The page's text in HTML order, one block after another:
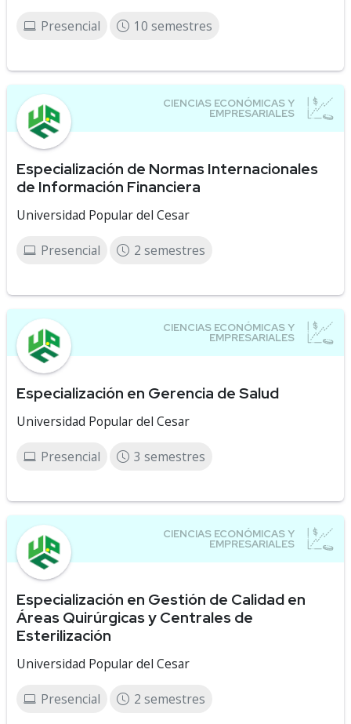
Presencial 10 semestres
Especialización de Normas Internacionales
de Información Financiera
Universidad Popular del Cesar
Presencial 2 semestres
Especialización en Gerencia de Salud
Universidad Popular del Cesar
Presencial 3 semestres
Especialización en Gestión de Calidad en
Áreas Quirúrgicas y Centrales de
Esterilización
Universidad Popular del Cesar
Presencial 2 semestres